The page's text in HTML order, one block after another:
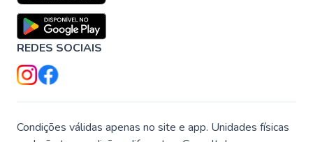
REDES SOCIAIS
Condições válidas apenas no site e app. Unidades físicas